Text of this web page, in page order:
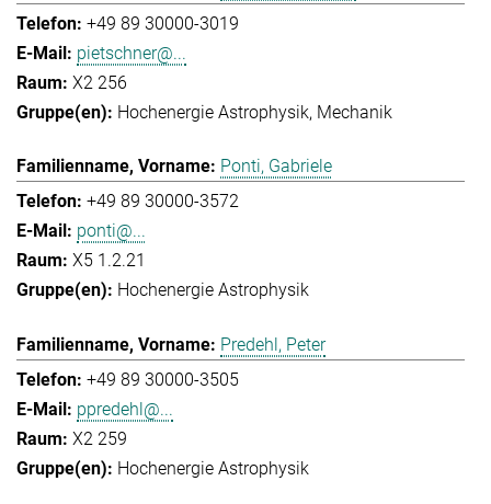
+49 89 30000-3019
pietschner@...
X2 256
Hochenergie Astrophysik Mechanik
Ponti, Gabriele
+49 89 30000-3572
ponti@...
X5 1.2.21
Hochenergie Astrophysik
Predehl, Peter
+49 89 30000-3505
ppredehl@...
X2 259
Hochenergie Astrophysik